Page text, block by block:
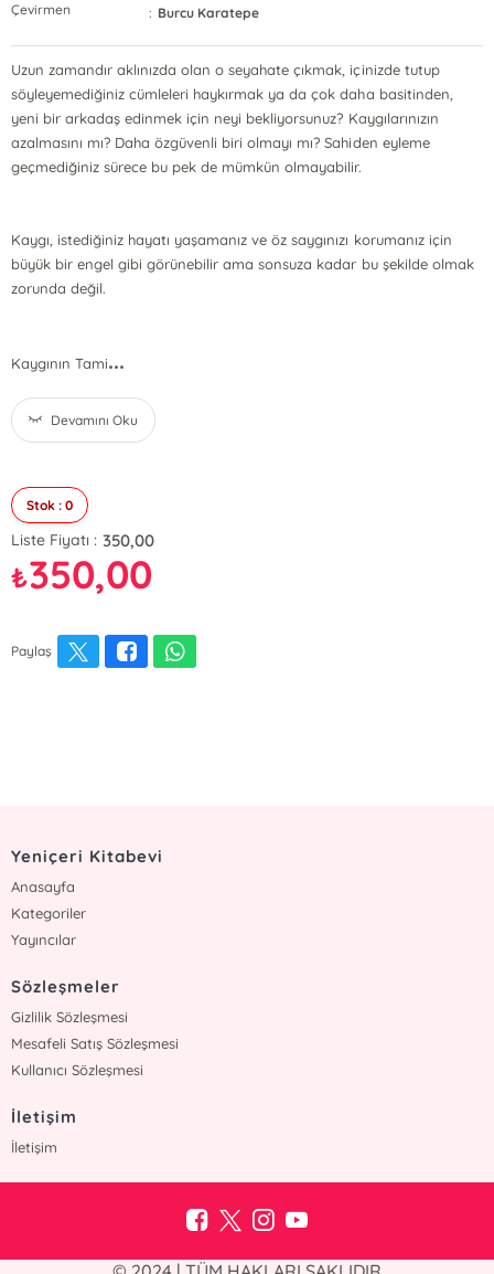
Çevirmen : Burcu Karatepe
Uzun zamandır aklınızda olan o seyahate çıkmak, içinizde tutup
söyleyemediğiniz cümleleri haykırmak ya da çok daha basitinden,
yeni bir arkadaş edinmek için neyi bekliyorsunuz? Kaygılarınızın
azalmasını mı? Daha özgüvenli biri olmayı mı? Sahiden eyleme
geçmediğiniz sürece bu pek de mümkün olmayabilir.
Kaygı, istediğiniz hayatı yaşamanız ve öz saygınızı korumanız için
büyük bir engel gibi görünebilir ama sonsuza kadar bu şekilde olmak
zorunda değil.
Kaygının Tami...
Devamını Oku
Stok : 0
Liste Fiyatı : 350,00
₺350,00
Paylaş
Yeniçeri Kitabevi
Anasayfa
Kategoriler
Yayıncılar
Sözleşmeler
Gizlilik Sözleşmesi
Mesafeli Satış Sözleşmesi
Kullanıcı Sözleşmesi
İletişim
İletişim